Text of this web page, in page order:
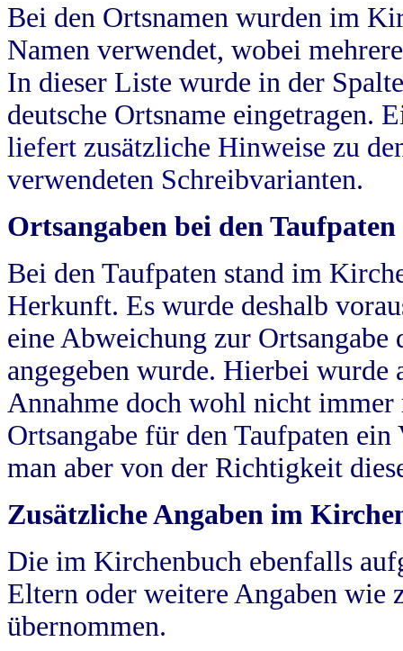
Bei den Ortsnamen wurden im
Namen verwendet, wobei
In dieser Liste wurde in der
deutsche Ortsname eingetragen.
liefert zusätzliche Hinweise zu
verwendeten Schreibvarianten.
Ortsangaben bei den Taufpaten
Bei den Taufpaten stand im
Herkunft. Es wurde deshalb
eine Abweichung zur
angegeben wurde. Hierbei wurde
Annahme doch wohl nicht
Ortsangabe für den Taufpaten
man aber von der Richtigkeit
Zusätzliche Angaben im
Die im Kirchenbuch ebenfalls
Eltern oder weitere Angaben wie
übernommen.